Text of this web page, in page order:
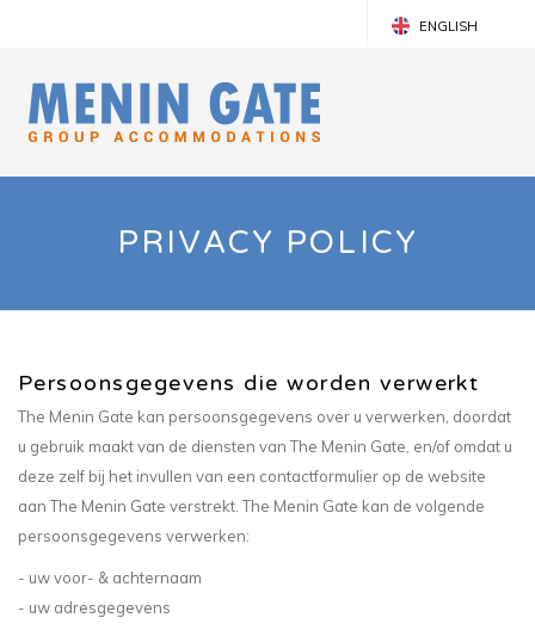
ENGLISH
PRIVACY POLICY
Persoonsgegevens die worden verwerkt
The Menin Gate kan persoonsgegevens over u verwerken, doordat
u gebruik maakt van de diensten van The Menin Gate, en/of omdat u
deze zelf bij het invullen van een contactformulier op de website
aan The Menin Gate verstrekt. The Menin Gate kan de volgende
persoonsgegevens verwerken:
- uw voor- & achternaam
- uw adresgegevens